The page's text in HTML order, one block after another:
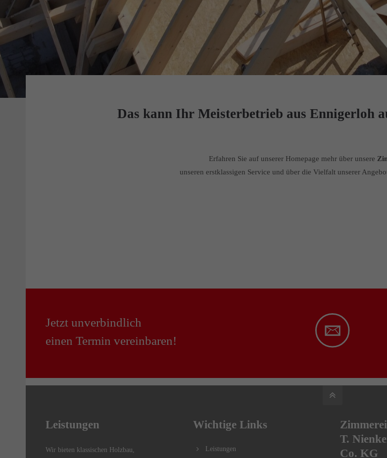
Das kann Ihr Meisterbetrieb aus Ennigerloh
Erfahren Sie auf unserer Homepage mehr über unsere
unseren erstklassigen Service und über die Vielfalt unserer
Jetzt unverbindlich
einen Termin vereinbaren!
Leistungen
Wir bieten klassischen Holzbau,
Wichtige Links
Leistungen
Zimmerei
T.
Co. KG